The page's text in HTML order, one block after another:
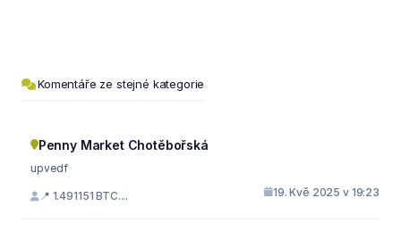
Komentáře ze stejné kategorie
Penny Market Chotěbořská
upvedf
📍 1.491151 BTC.... 19. Kvě 2025 v 19:23